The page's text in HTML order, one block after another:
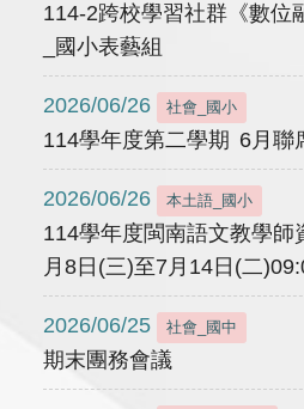
114-2跨校學習社群《數位
_國小表藝組
2026/06/26 社會_國小
114學年度第二學期 6月聯
2026/06/26 本土語_國小
114學年度閩南語文教學師
月8日(三)至7月14日(二
2026/06/25 社會_國中
期末團務會議